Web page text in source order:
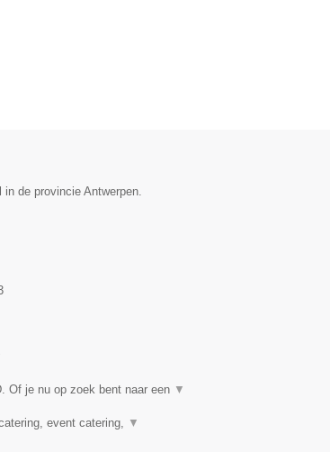
de provincie Antwerpen.
Of je nu op zoek bent naar een ▼
event catering, ▼